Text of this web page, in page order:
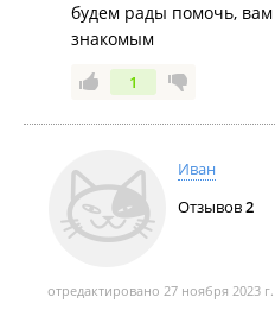
будем рады помочь,
знакомым
1
Иван
Отзывов2
отредактировано 27 ноября 2023 г.